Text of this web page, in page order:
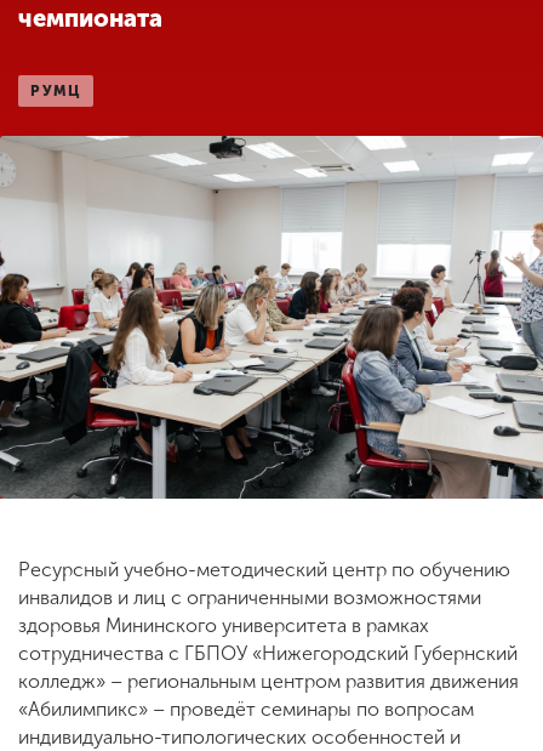
Сведения об
образовательной
организации
ENG SPN CHI
Приемная
комиссия
+7 (831) 262-26-20
чемпионата
РУМЦ
Ресурсный учебно-методический центр по обучению
инвалидов и лиц с ограниченными возможностями
здоровья Мининского университета в рамках
сотрудничества с ГБПОУ «Нижегородский Губернский
колледж» – региональным центром развития движения
«Абилимпикс» – проведёт семинары по вопросам
индивидуально-типологических особенностей и